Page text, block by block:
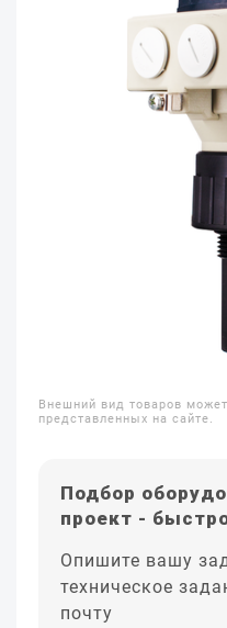
Внешний вид товаров
представленных на сайте.
Подбор
проект -
Опишите вашу
техническое
почту